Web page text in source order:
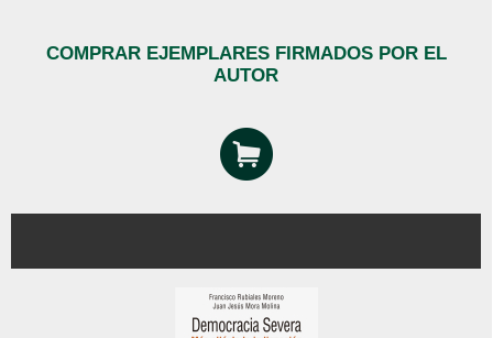
COMPRAR EJEMPLARES FIRMADOS POR EL
AUTOR